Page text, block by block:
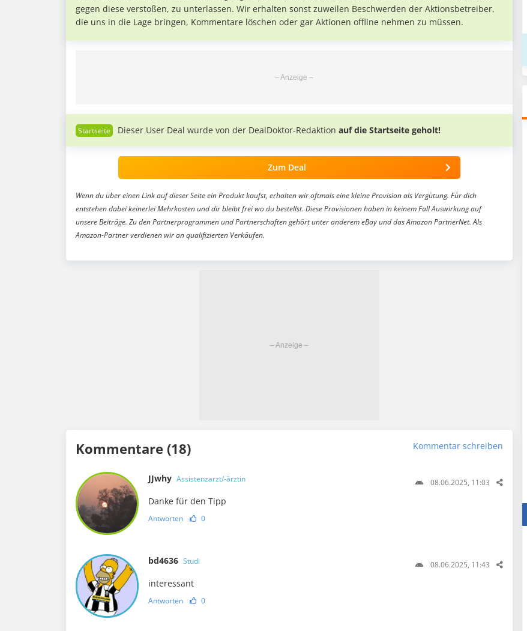
gegen diese verstoßen, zu unterlassen. Wir erhalten sonst zuweilen Beschwerden der Aktionsbetreiber,
die uns in die Lage bringen, Kommentare löschen oder gar Aktionen offline nehmen zu müssen.
Dieser User Deal wurde von der DealDoktor-Redaktion auf die Startseite geholt!
Zum Deal
Wenn du über einen Link auf dieser Seite ein Produkt kaufst, erhalten wir oftmals eine kleine Provision als Vergütung. Für dich
entstehen dabei keinerlei Mehrkosten und dir bleibt frei wo du bestellst. Diese Provisionen haben in keinem Fall Auswirkung auf
unsere Beiträge. Zu den Partnerprogrammen und Partnerschaften gehört unter anderem eBay und das Amazon PartnerNet. Als
Amazon-Partner verdienen wir an qualifizierten Verkäufen.
Kommentare (18) Kommentar schreiben
JJwhy Assistenzarzt/-ärztin 08.06.2025, 11:03
Danke für den Tipp
Antworten 0
bd4636 Studi 08.06.2025, 11:43
interessant
Antworten 0